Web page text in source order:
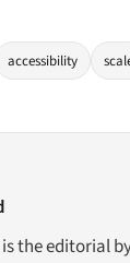
accessibility
the editorial